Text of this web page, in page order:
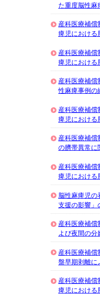
た重度脳性麻
産科医療補
痺児における
産科医療補
痺児における
産科医療補
性麻痺事例の
産科医療補
痺児における
産科医療補
の臍帯異常に
産科医療補
痺児における
脳性麻痺児の
支援の影響」
産科医療補
よび夜間の分
産科医療補
盤早期剥離に
産科医療補
痺児における